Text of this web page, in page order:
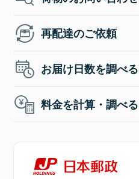
再配達のご依頼
お届け日数を調べる
料金を計算・調べる